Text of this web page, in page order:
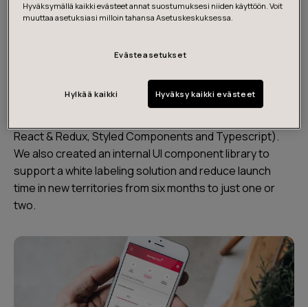
domain experts in navigating a complex mix of
We overhauled Moneycorp’s user-facing online
platform for private and corporate customers, bringing
React & Redux, Styled Components and Typescript).
We also created an internal UI component library to
support a white labeling solution and reduce launch
time in new territories from six months to just one or
two.
Hyväksymällä kaikki evästeet annat suostumuksesi niiden käyttöön. Voit
muuttaa asetuksiasi milloin tahansa Asetuskeskuksessa.
Evästeasetukset
Hylkää kaikki Hyväksy kaikki evästeet